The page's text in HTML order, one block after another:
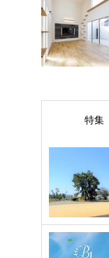
特集